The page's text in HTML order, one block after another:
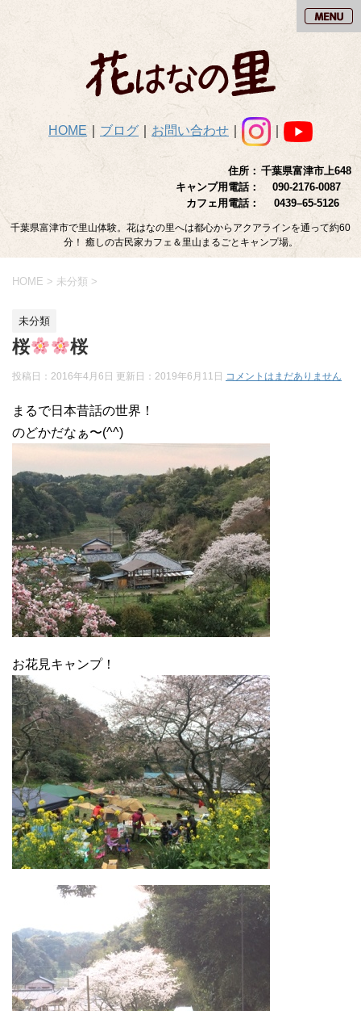
HOME ブログ お問い合わせ
住所： 千葉県富津市上648
キャンプ用電話：
090-2176-0087
カフェ用電話：
0439–65-5126
千葉県富津市で里山体験。花はなの里へは都心からアクアラインを通って約60
分！ 癒しの古民家カフェ＆里山まるごとキャンプ場。
HOME > 未分類 >
未分類
桜 桜
投稿日：2016年4月6日 更新日： 2019年6月11日 コメントはまだありません
まるで日本昔話の世界！
のどかだなぁ〜(^^)
お花見キャンプ！